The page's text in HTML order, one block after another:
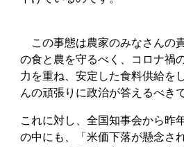
この事態は農家のみなさんの
の食と農を守るべく、コロナ禍
力を重ね、安定した食料供給を
んの頑張りに政治が答えるべき
これに対し、全国知事会から昨
の中にも、「米価下落が懸念さ